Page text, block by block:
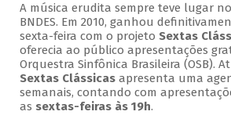
A música erudita sempre teve lugar
BNDES. Em 2010, ganhou
sexta-feira com o projeto Sextas
oferecia ao público apresentações
Orquestra Sinfônica Brasileira (OSB).
Sextas Clássicasapresenta uma
semanais, contando com
as sextas-feiras às 19h.